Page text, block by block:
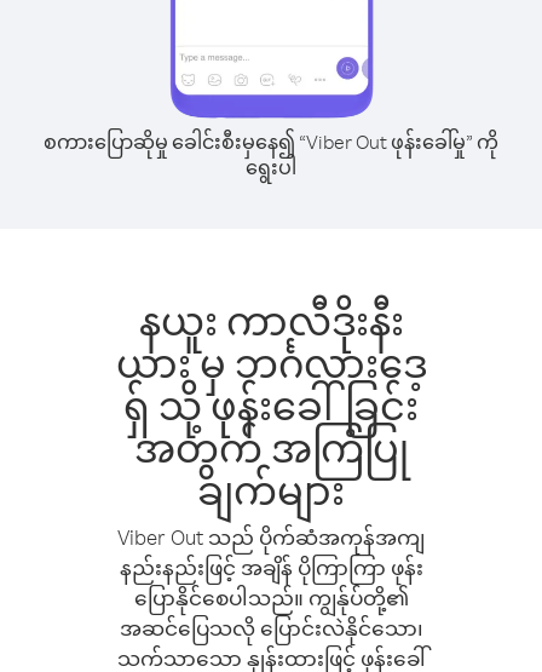
စကားပြောဆိုမှု ခေါင်းစီးမှနေ၍ “Viber Out ဖုန်းခေါ်မှု” ကို
ရွေးပါ
နယူး ကာလီဒိုးနီး
ယား မှ ဘင်္ဂလားဒေ့
ရှ် သို့ ဖုန်းခေါ်ခြင်း
အတွက် အကြံပြု
ချက်များ
Viber Out သည် ပိုက်ဆံအကုန်အကျ
နည်းနည်းဖြင့် အချိန် ပိုကြာကြာ ဖုန်း
ပြောနိုင်စေပါသည်။ ကျွန်ုပ်တို့၏
အဆင်ပြေသလို ပြောင်းလဲနိုင်သော၊
သက်သာသော နှုန်းထားဖြင့် ဖုန်းခေါ်